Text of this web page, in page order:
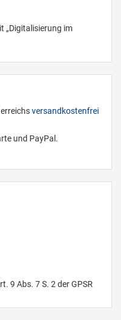
„Digitalisierung im
versandkostenfrei
und PayPal.
9 Abs. 7 S. 2 der GPSR